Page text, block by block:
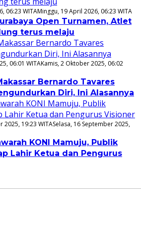
06:23 WITAMinggu, 19 April 2026, 06:23 WITA
Open Turnamen, Atlet
terus melaju
06:01 WITAKamis, 2 Oktober 2025, 06:02
Bernardo Tavares
Diri, Ini Alasannya
2025, 19:23 WITASelasa, 16 September 2025,
KONI Mamuju, Publik
Lahir Ketua dan Pengurus